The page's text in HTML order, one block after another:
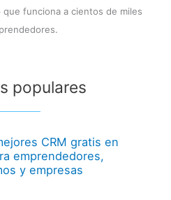
funciona a cientos de miles
populares
CRM gratis en
emprendedores,
y empresas